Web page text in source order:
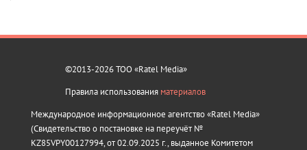
©2013-2026 ТОО «Ratel Media»
Правила использования материалов
Международное информационное агентство «Ratel Media»
(Свидетельство о постановке на переучёт №
KZ85VPY00127994, от 02.09.2025 г., выданное Комитетом